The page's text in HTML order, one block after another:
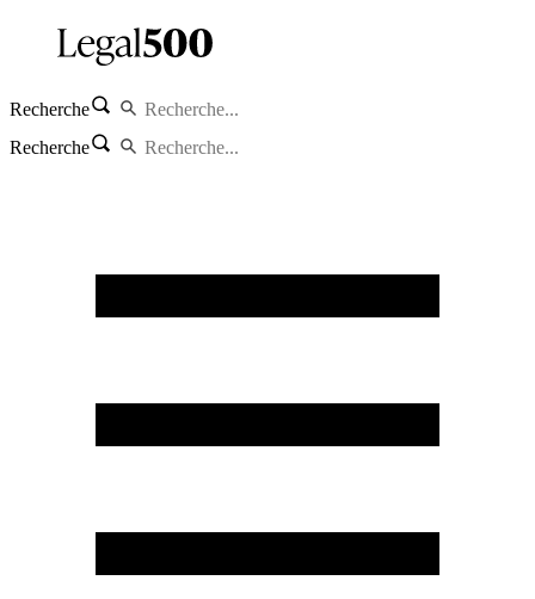
Recherche
Recherche